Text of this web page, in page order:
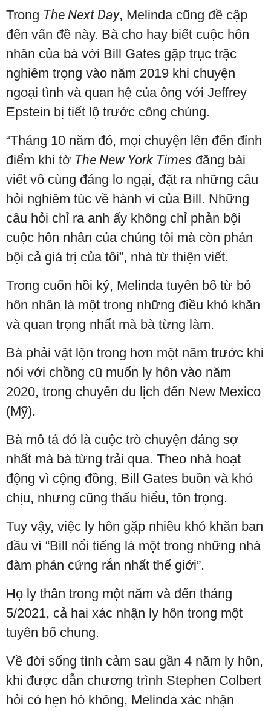
Trong The Next Day, Melinda cũng đề cập
đến vấn đề này. Bà cho hay biết cuộc hôn
nhân của bà với Bill Gates gặp trục trặc
nghiêm trọng vào năm 2019 khi chuyện
ngoại tình và quan hệ của ông với Jeffrey
Epstein bị tiết lộ trước công chúng.
“Tháng 10 năm đó, mọi chuyện lên đến đỉnh
điểm khi tờ The New York Times đăng bài
viết vô cùng đáng lo ngại, đặt ra những câu
hỏi nghiêm túc về hành vi của Bill. Những
câu hỏi chỉ ra anh ấy không chỉ phản bội
cuộc hôn nhân của chúng tôi mà còn phản
bội cả giá trị của tôi”, nhà từ thiện viết.
Trong cuốn hồi ký, Melinda tuyên bố từ bỏ
hôn nhân là một trong những điều khó khăn
và quan trọng nhất mà bà từng làm.
Bà phải vật lộn trong hơn một năm trước khi
nói với chồng cũ muốn ly hôn vào năm
2020, trong chuyến du lịch đến New Mexico
(Mỹ).
Bà mô tả đó là cuộc trò chuyện đáng sợ
nhất mà bà từng trải qua. Theo nhà hoạt
động vì cộng đồng, Bill Gates buồn và khó
chịu, nhưng cũng thấu hiểu, tôn trọng.
Tuy vậy, việc ly hôn gặp nhiều khó khăn ban
đầu vì “Bill nổi tiếng là một trong những nhà
đàm phán cứng rắn nhất thế giới”.
Họ ly thân trong một năm và đến tháng
5/2021, cả hai xác nhận ly hôn trong một
tuyên bố chung.
Về đời sống tình cảm sau gần 4 năm ly hôn,
khi được dẫn chương trình Stephen Colbert
hỏi có hẹn hò không, Melinda xác nhận